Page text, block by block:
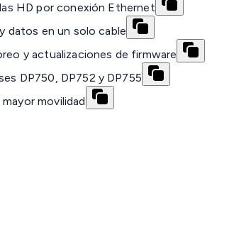
HD por conexión Ethernet
datos en un solo cable
y actualizaciones de firmware
DP750, DP752 y DP755
movilidad